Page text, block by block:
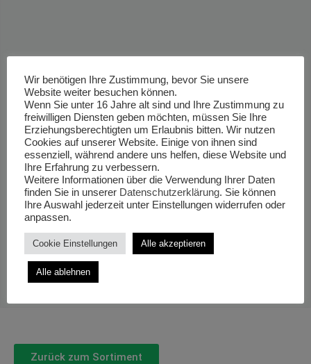
Zurück zum Sortiment
Wir benötigen Ihre Zustimmung, bevor Sie unsere
Website weiter besuchen können.
Wenn Sie unter 16 Jahre alt sind und Ihre Zustimmung zu
freiwilligen Diensten geben möchten, müssen Sie Ihre
Erziehungsberechtigten um Erlaubnis bitten. Wir nutzen
Cookies auf unserer Website. Einige von ihnen sind
essenziell, während andere uns helfen, diese Website und
Ihre Erfahrung zu verbessern.
Weitere Informationen über die Verwendung Ihrer Daten
finden Sie in unserer Datenschutzerklärung. Sie können
Ihre Auswahl jederzeit unter Einstellungen widerrufen oder
anpassen.
Cookie Einstellungen Alle akzeptieren
Alle ablehnen